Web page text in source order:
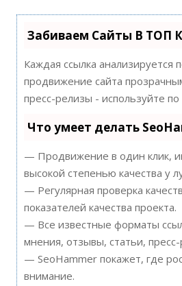
Забиваем Сайты В ТОП
Каждая ссылка анализируется
продвижение сайта
пресс-релизы - используйте
Что умеет делать
— Продвижение в один клик,
высокой степенью качества у
— Регулярная проверка
показателей качества проекта.
— Все известные форматы
мнения, отзывы, статьи,
— SeoHammer покажет, где
внимание.